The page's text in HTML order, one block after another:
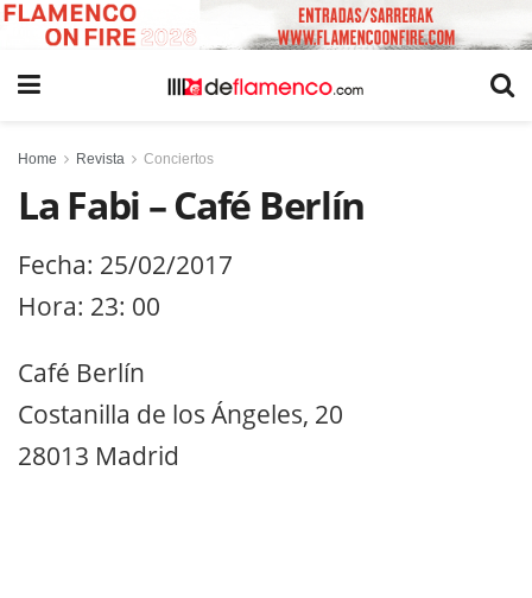
Home Revista Conciertos
La Fabi – Café Berlín
Fecha: 25/02/2017
Hora: 23: 00
Café Berlín
Costanilla de los Ángeles, 20
28013 Madrid